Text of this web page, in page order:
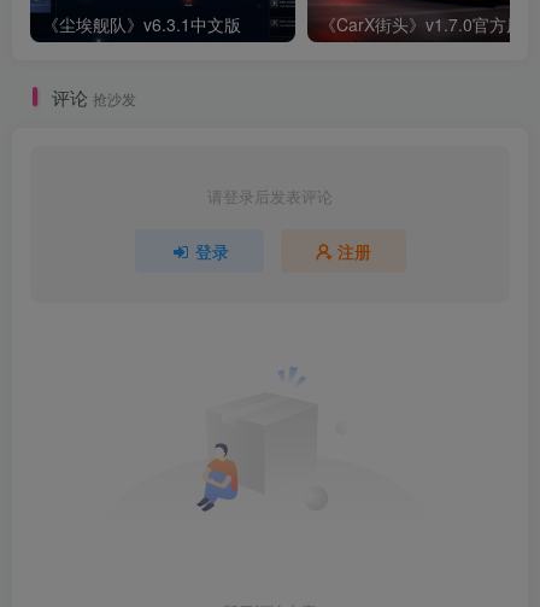
《尘埃舰队》v6.3.1中文版 《CarX街头》v1.7.0官方原版
评论 抢沙发
请登录后发表评论
登录 注册